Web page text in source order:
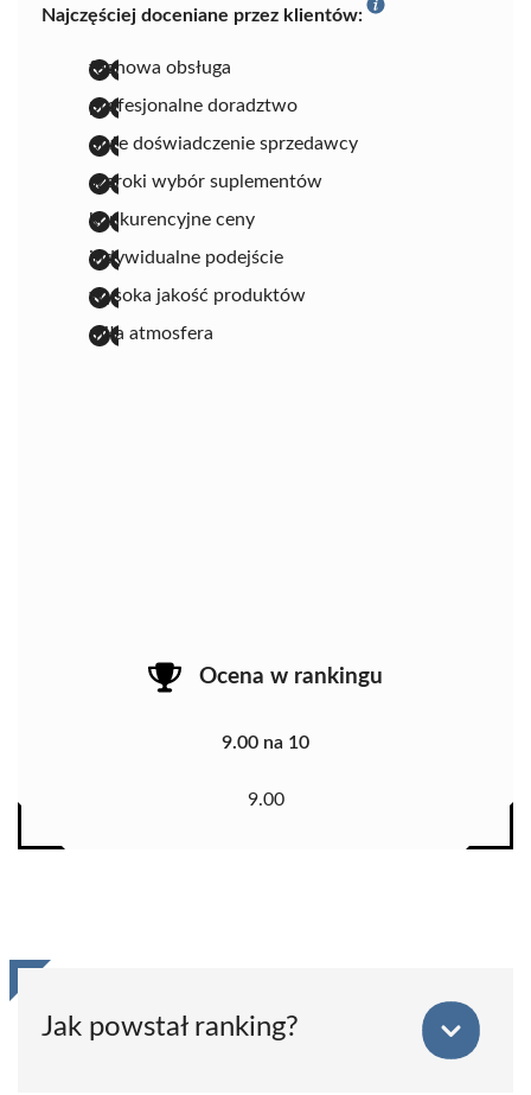
Najczęściej doceniane przez klientów:
fachowa obsługa
profesjonalne doradztwo
duże doświadczenie sprzedawcy
szeroki wybór suplementów
konkurencyjne ceny
indywidualne podejście
wysoka jakość produktów
miła atmosfera
Ocena w rankingu
9.00 na 10
9.00
Jak powstał ranking?